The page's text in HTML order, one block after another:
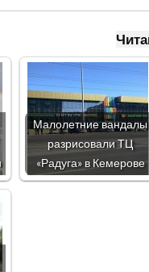
Малолетние вандалы
разрисовали ТЦ
«Радуга» в Кемерове